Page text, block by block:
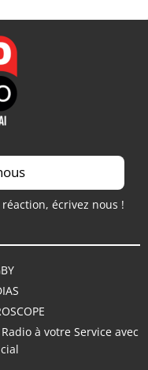
écrivez nous !
à votre Service avec